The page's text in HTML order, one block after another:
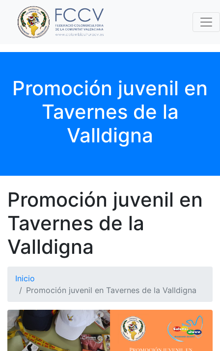
Promoción juvenil en
Tavernes de la
Valldigna
Promoción juvenil en
Tavernes de la
Valldigna
Inicio
Promoción juvenil en Tavernes de la Valldigna